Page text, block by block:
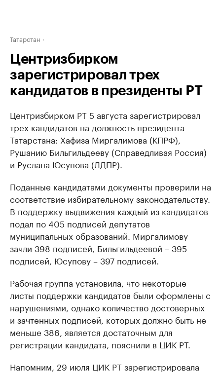
Татарстан
Центризбирком
зарегистрировал трех
кандидатов в президенты РТ
Центризбирком РТ 5 августа зарегистрировал
трех кандидатов на должность президента
Татарстана: Хафиза Миргалимова (КПРФ),
Рушанию Бильгильдееву (Справедливая Россия)
и Руслана Юсупова (ЛДПР).
Поданные кандидатами документы проверили на
соответствие избирательному законодательству.
В поддержку выдвижения каждый из кандидатов
подал по 405 подписей депутатов
муниципальных образований. Миргалимову
зачли 398 подписей, Бильгильдеевой – 395
подписей, Юсупову – 397 подписей.
Рабочая группа установила, что некоторые
листы поддержки кандидатов были оформлены с
нарушениями, однако количество достоверных
и зачтенных подписей, которых должно быть не
меньше 386, является достаточным для
регистрации кандидата, пояснили в ЦИК РТ.
Напомним, 29 июля ЦИК РТ зарегистрировала